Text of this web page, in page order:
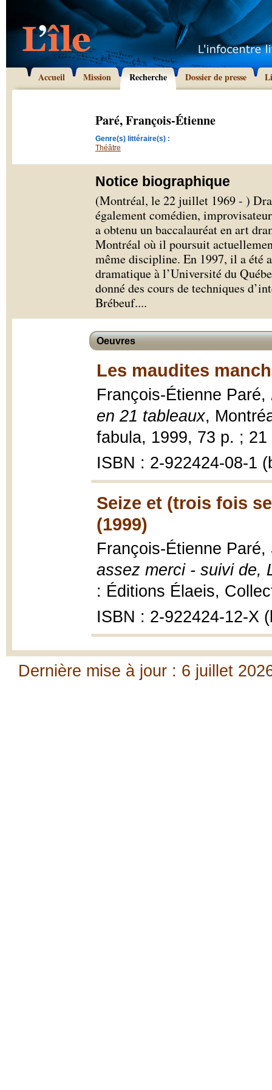
Accueil Mission Recherche Dossier de presse
Paré, François-Étienne
Genre(s) littéraire(s) :
Théâtre
Notice biographique
(Montréal, le 22 juillet 1969 - )
également comédien,
a obtenu un baccalauréat en art
Montréal où il poursuit
même discipline. En 1997, il a été
dramatique à l’Université du
donné des cours de techniques
Brébeuf....
Oeuvres
Les maudites
François-Étienne Paré,
en 21 tableaux,
fabula, 1999, 73 p. ; 21
ISBN : 2-922424-08-1
Seize et (trois fois
(1999)
François-Étienne Paré,
assez merci - suivi de,
: Éditions Élaeis,
ISBN : 2-922424-12-X
Dernière mise à jour : 6 juillet